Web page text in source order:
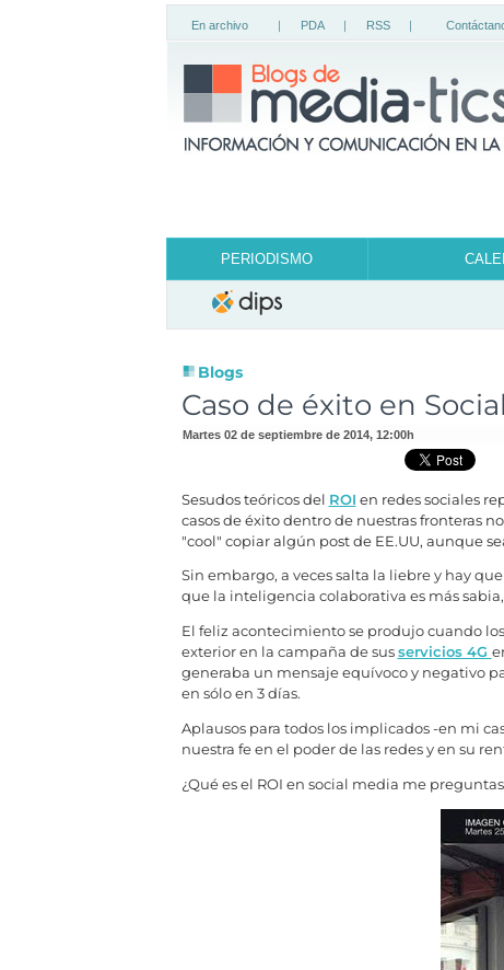
En archivo | PDA | RSS |
PERIODISMO
Blogs
Caso de éxito en
martes 02 de septiembre de 2014, 12:00h
Sesudos teóricos del ROI en redes sociales
casos de éxito dentro de nuestras fronteras
"cool" copiar algún post de EE.UU, aunque
Sin embargo, a veces salta la liebre y hay
que la inteligencia colaborativa es más
El feliz acontecimiento se produjo cuando
exterior en la campaña de sus servicios 4G
generaba un mensaje equívoco y negativo
en sólo en 3 días.
Aplausos para todos los implicados -en mi
nuestra fe en el poder de las redes y en su
¿Qué es el ROI en social media me